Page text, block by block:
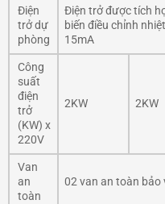
Điện
trở dự
phòng
Điện trở được tích
biến điều chỉnh
15mA
Công
suất
điện
trở
(KW) x
220V
2KW 2KW
Van
an
toàn
02 van an toàn bảo